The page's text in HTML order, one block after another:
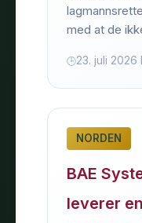
med at de
23. juli 2026
NORDEN
BAE
leverer